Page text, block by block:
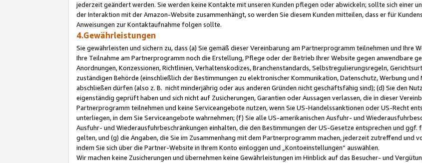
jederzeit geändert werden. Sie werden keine Kontakte mit unseren Kunden pflegen oder abwickeln; sollte sich einer
der Interaktion mit der Amazon-Website zusammenhängt, so werden Sie diesem Kunden mitteilen, dass er für
Anweisungen zur Kontaktaufnahme folgen sollte.
4.Gewährleistungen
Sie gewährleisten und sichern zu, dass (a) Sie gemäß dieser Vereinbarung am Partnerprogramm teilnehmen und
Ihre Teilnahme am Partnerprogramm noch die Erstellung, Pflege oder der Betrieb Ihrer Website gegen anwendbare
Anordnungen, Konzessionen, Richtlinien, Verhaltenskodizes, Branchenstandards, Selbstregulierungsregeln,
zuständigen Behörde (einschließlich der Bestimmungen zu elektronischer Kommunikation, Datenschutz, Werbung
abschließen dürfen (also z. B. nicht minderjährig oder aus anderen Gründen nicht geschäftsfähig sind); (d) Sie den
eigenständig geprüft haben und sich nicht auf Zusicherungen, Garantien oder Aussagen verlassen, die in dieser
Partnerprogramm teilnehmen und keine Serviceangebote nutzen, wenn Sie US-Handelssanktionen oder US-Recht
unterliegen, in dem Sie Serviceangebote wahrnehmen; (f) Sie alle US-amerikanischen Ausfuhr- und
Ausfuhr- und Wiederausfuhrbeschränkungen einhalten, die den Bestimmungen der US-Gesetze entsprechen und
gelten, und (g) die Angaben, die Sie im Zusammenhang mit dem Partnerprogramm machen, jederzeit zutreffend und
indem Sie sich über die Partner-Website in Ihrem Konto einloggen und „Kontoeinstellungen“ auswählen.
Wir machen keine Zusicherungen und übernehmen keine Gewährleistungen im Hinblick auf das Besucher- und